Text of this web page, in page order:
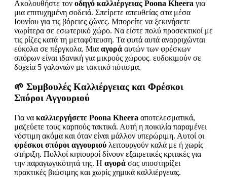
Ακολουθήστε τον οδηγό καλλιέργειας Poona Kheera για
μια επιτυχημένη σοδειά. Σπείρετε απευθείας στα μέσα
Ιουνίου για τις βόρειες ζώνες. Μπορείτε να ξεκινήσετε
νωρίτερα σε εσωτερικό χώρο. Να είστε πολύ προσεκτικοί με
τις ρίζες κατά τη μεταφύτευση. Τα φυτά αυτά αναρριχώνται
εύκολα σε πέργκολα. Μια αγορά αυτών των φρέσκων
σπόρων είναι ιδανική για μικρούς χώρους. ευδοκιμούν σε
δοχεία 5 γαλονιών με τακτικό πότισμα.
🌱 Συμβουλές Καλλιέργειας και Φρέσκοι
Σπόροι Αγγουριού
Για να καλλιεργήσετε Poona Kheera αποτελεσματικά,
μαζεύετε τους καρπούς τακτικά. Αυτή η ποικιλία παραμένει
νόστιμη ακόμα και όταν είναι μάλλον υπερώριμη. Αυτοί οι
φρέσκοι σπόροι αγγουριού λειτουργούν καλά με ή χωρίς
στήριξη. Πολλοί κηπουροί δίνουν εξαιρετικές κριτικές για
την παραγωγικότητά της. Η αγορά σας υποστηρίζει
πρακτικές βιώσιμης και χωρίς χημικά καλλιέργειας.